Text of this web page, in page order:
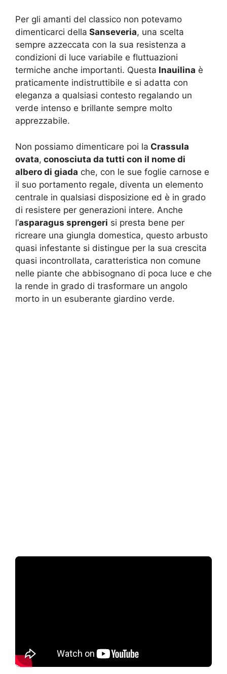
Per gli amanti del classico non potevamo
dimenticarci della Sanseveria, una scelta
sempre azzeccata con la sua resistenza a
condizioni di luce variabile e fluttuazioni
termiche anche importanti. Questa Inauilina è
praticamente indistruttibile e si adatta con
eleganza a qualsiasi contesto regalando un
verde intenso e brillante sempre molto
apprezzabile.
Non possiamo dimenticare poi la Crassula
ovata, conosciuta da tutti con il nome di
albero di giada che, con le sue foglie carnose e
il suo portamento regale, diventa un elemento
centrale in qualsiasi disposizione ed è in grado
di resistere per generazioni intere. Anche
l’asparagus sprengeri si presta bene per
ricreare una giungla domestica, questo arbusto
quasi infestante si distingue per la sua crescita
quasi incontrollata, caratteristica non comune
nelle piante che abbisognano di poca luce e che
la rende in grado di trasformare un angolo
morto in un esuberante giardino verde.